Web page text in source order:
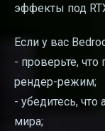
эффекты под
Если у вас
- проверьте,
рендер-режим;
- убедитесь,
мира;